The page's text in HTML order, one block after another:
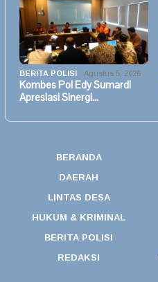
BERITA POLISI Agustus 5, 2026
Kombes Pol Edy Sumardi
Apresiasi Sinergi…
BERANDA
DAERAH
LINTAS DESA
HUKUM & KRIMINAL
BERITA POLISI
REDAKSI